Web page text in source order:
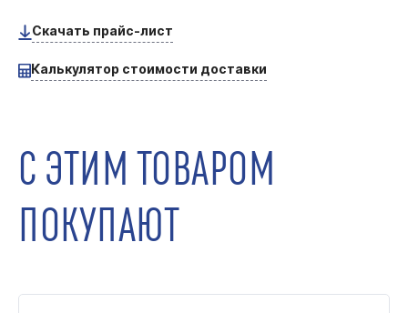
Скачать прайс-лист
Калькулятор стоимости доставки
С ЭТИМ ТОВАРОМ
ПОКУПАЮТ